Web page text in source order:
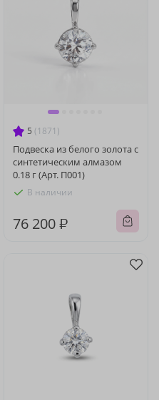
5 (1871)
Подвеска из белого золота с
синтетическим алмазом
0.18 г (Арт. П001)
В наличии
76 200 ₽